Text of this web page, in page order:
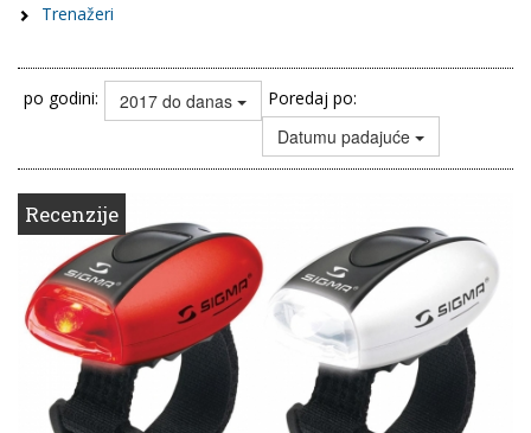
Trenažeri
po godini: 2017 do danas Poredaj po:
Datumu padajuće
Recenzije